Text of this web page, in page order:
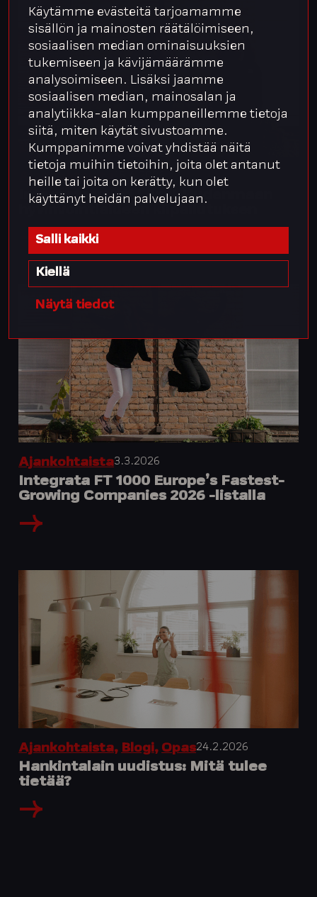
Käytämme evästeitä tarjoamamme
sisällön ja mainosten räätälöimiseen,
sosiaalisen median ominaisuuksien
tukemiseen ja kävijämäärämme
analysoimiseen. Lisäksi jaamme
sosiaalisen median, mainosalan ja
analytiikka-alan kumppaneillemme tietoja
siitä, miten käytät sivustoamme.
Kumppanimme voivat yhdistää näitä
tietoja muihin tietoihin, joita olet antanut
heille tai joita on kerätty, kun olet
käyttänyt heidän palvelujaan.
Salli kaikki
Kiellä
Näytä tiedot
Ajankohtaista 15.4.2026
Integrata voitti Länsi-Uudenmaan
Ajankohtaista3.3.2026
Integrata FT 1000 Europe’s Fastest-
Growing Companies 2026 -listalla
Ajankohtaista, Blogi, Opas24.2.2026
Hankintalain uudistus: Mitä tulee
tietää?